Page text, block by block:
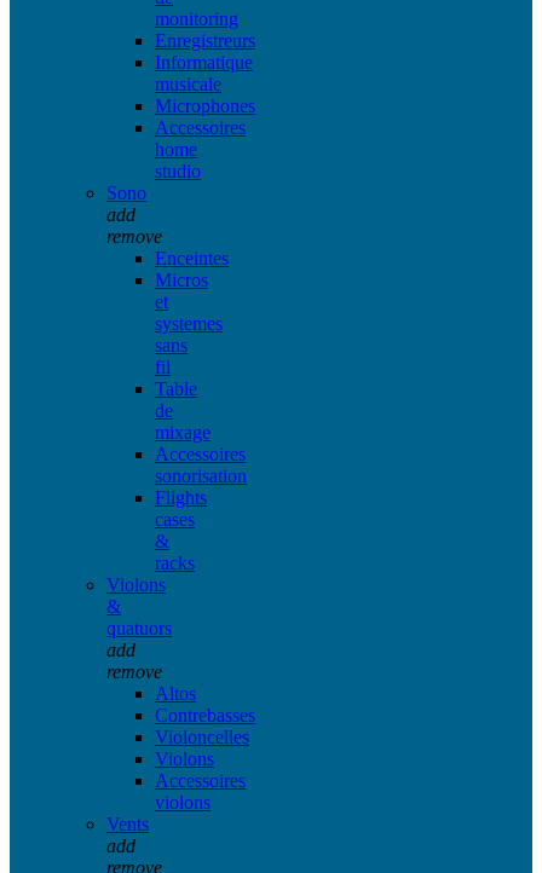
monitoring
Enregistreurs
Informatique
musicale
Microphones
Accessoires
home
studio
Sono
add
remove
Enceintes
Micros
et
systemes
sans
fil
Table
de
mixage
Accessoires
sonorisation
Flights
cases
&
racks
Violons
&
quatuors
add
remove
Altos
Contrebasses
Violoncelles
Violons
Accessoires
violons
Vents
add
remove